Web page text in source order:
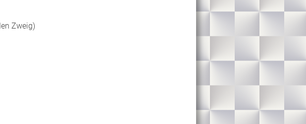
Zweig)